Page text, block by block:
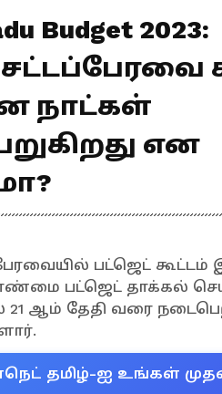
Budget 2023:
நாட்கள்
என
பட்ஜெட்
பட்ஜெட் தாக்கல்
21 ஆம் தேதி வரை
தமிழ்-ஐ உங்கள்